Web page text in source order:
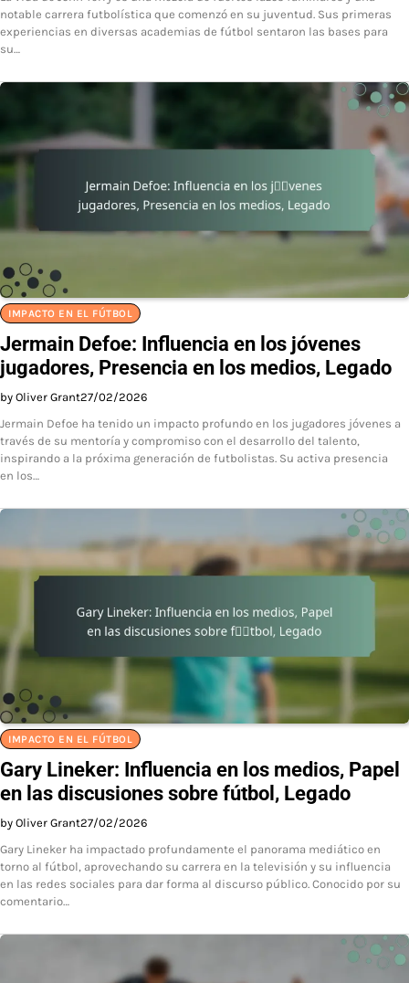
notable carrera futbolística que comenzó en su juventud. Sus primeras
experiencias en diversas academias de fútbol sentaron las bases para
su…
IMPACTO EN EL FÚTBOL
Jermain Defoe: Influencia en los jóvenes
jugadores, Presencia en los medios, Legado
by Oliver Grant27/02/2026
Jermain Defoe ha tenido un impacto profundo en los jugadores jóvenes a
través de su mentoría y compromiso con el desarrollo del talento,
inspirando a la próxima generación de futbolistas. Su activa presencia
en los…
IMPACTO EN EL FÚTBOL
Gary Lineker: Influencia en los medios, Papel
en las discusiones sobre fútbol, Legado
by Oliver Grant27/02/2026
Gary Lineker ha impactado profundamente el panorama mediático en
torno al fútbol, aprovechando su carrera en la televisión y su influencia
en las redes sociales para dar forma al discurso público. Conocido por su
comentario…